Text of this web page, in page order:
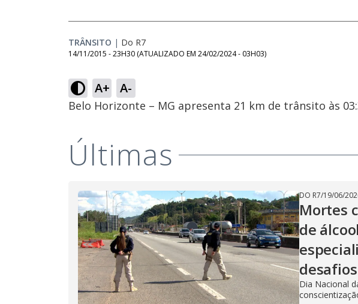
TRÂNSITO | Do R7
14/11/2015 - 23H30 (ATUALIZADO EM 24/02/2024 - 03H03)
A+ A-
Belo Horizonte – MG apresenta 21 km de trânsito às
Últimas
DO R7/19/06/
Mortes
de
desafios
Dia Nacional